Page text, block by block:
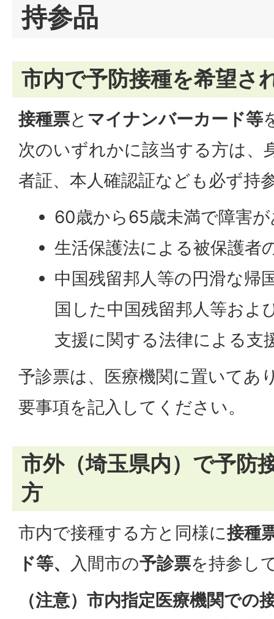
持参品
市内で予防接種を希望さ
接種票と マイナンバーカード等
次のいずれかに該当する方は、
者証、本人確認証なども必ず持
60歳から65歳未満で障害
生活保護法による被保護者
中国残留邦人等の円滑な帰
国した中国残留邦人等およ
支援に関する法律による支
予診票は、医療機関に置いてあ
要事項を記入してください。
市外（埼玉県内）で予防
方
市内で接種する方と同様に接種
ド等、
入間市の予診票を持参し
（注意）市内指定医療機関での